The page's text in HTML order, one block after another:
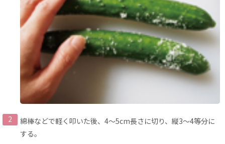
綿棒などで軽く叩いた後、4〜5cm長さに切り、縦3〜4等分に
する。